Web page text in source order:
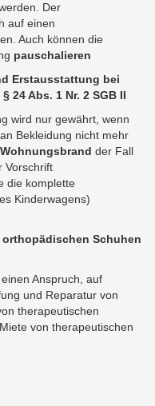
Der
auf einen
Auch können die
pauschalieren
Erstausstattung bei
24 Abs. 1 Nr. 2 SGB II
wird nur gewährt, wenn
Bekleidung nicht mehr
Wohnungsbrand der Fall
Vorschrift
die komplette
Kinderwagens)
Schuhen
Anspruch, auf
und Reparatur von
therapeutischen
von therapeutischen